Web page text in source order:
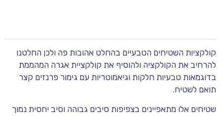
קולקציות השטיחים הטבעיים בהחלט אהובות פה ולכן החלטנו
להרחיב את הקולקציה ולהוסיף את קולקציית אגרה המהממת
בדוגמאות טבעיות חלקות וגיאמוטריות עם גימור פרנזים קצר
תואם לשטיח.
שטיחים אלו מתאפיינים בצפיפות סיבים גבוהה וסיב יחסית נמוך